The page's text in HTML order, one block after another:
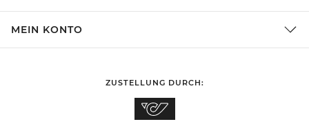
MEIN KONTO
ZUSTELLUNG DURCH: